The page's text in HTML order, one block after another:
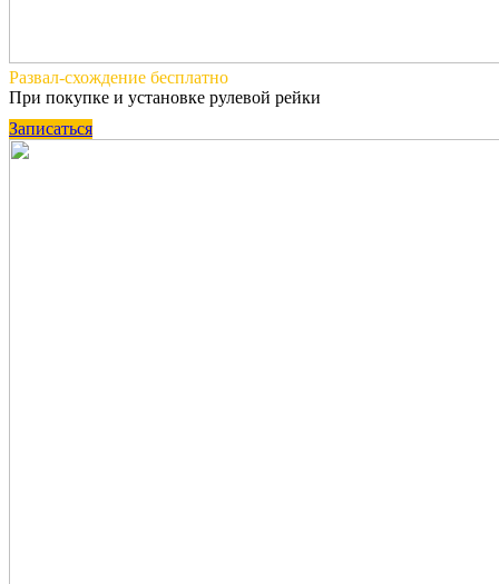
Развал-схождение бесплатно
При покупке и установке рулевой рейки
Записаться